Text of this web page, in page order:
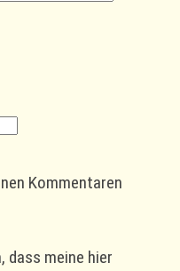
Kommentaren
dass meine hier